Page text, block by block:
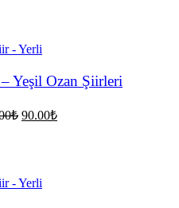
- Yerli
Yeşil Ozan Şiirleri
₺ Orijinal
90.00₺Şu
- Yerli